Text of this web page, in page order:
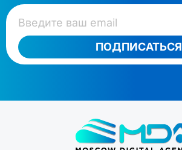
ПОДПИСАТЬСЯ